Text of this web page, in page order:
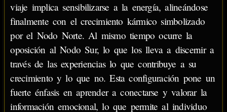
viaje implica sensibilizarse a la energía, alineándose
finalmente con el crecimiento kármico simbolizado
por el Nodo Norte. Al mismo tiempo ocurre la
oposición al Nodo Sur, lo que los lleva a discernir a
través de las experiencias lo que contribuye a su
crecimiento y lo que no. Esta configuración pone un
fuerte énfasis en aprender a conectarse y valorar la
información emocional, lo que permite al individuo